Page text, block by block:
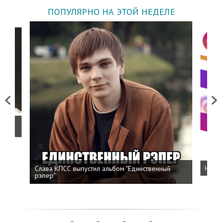
ПОПУЛЯРНО НА ЭТОЙ НЕДЕЛЕ
Previous
Слава КПСС выпустил альбом "Единственный
рэпер"
Next